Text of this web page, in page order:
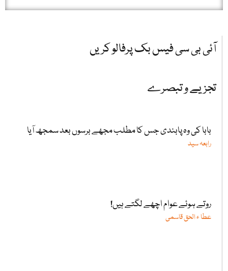
آئی بی سی فیس بک پرفالو کریں
تجزیے و تبصرے
بابا کی وہ پابندی جس کا مطلب مجھے برسوں بعد سمجھ آیا
رابعہ سید
روتے ہوئے عوام اچھے لگتے ہیں!
عطا ء الحق قاسمی